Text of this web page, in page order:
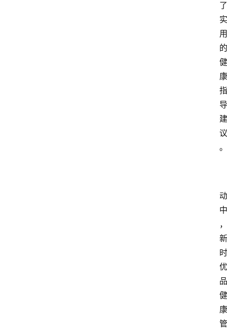
了
实
用
的
健
康
指
导
建
议
。
动
中
，
新
时
优
品
健
康
管